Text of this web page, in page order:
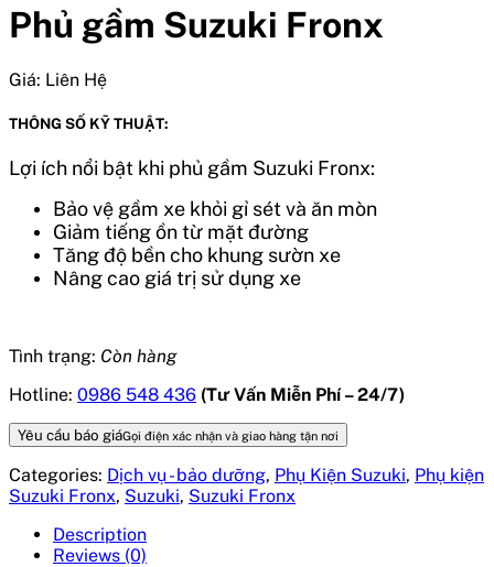
Phủ gầm Suzuki Fronx
Giá: Liên Hệ
THÔNG SỐ KỸ THUẬT:
Lợi ích nổi bật khi phủ gầm Suzuki Fronx:
Bảo vệ gầm xe khỏi gỉ sét và ăn mòn
Giảm tiếng ồn từ mặt đường
Tăng độ bền cho khung sườn xe
Nâng cao giá trị sử dụng xe
Tình trạng: Còn hàng
Hotline: 0986 548 436 (Tư Vấn Miễn Phí – 24/7)
Yêu cầu báo giáGọi điện xác nhận và giao hàng tận nơi
Categories: Dịch vụ - bảo dưỡng, Phụ Kiện Suzuki, Phụ kiện
Suzuki Fronx, Suzuki, Suzuki Fronx
Description
Reviews (0)